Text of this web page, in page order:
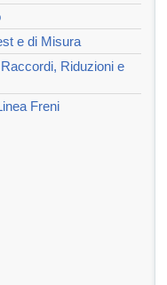
e di Misura
Riduzioni e
Freni